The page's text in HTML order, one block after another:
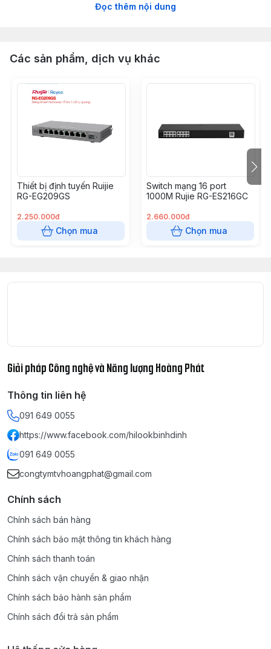
support auto MDI/MDIX.
– Nhiệt độ hoạt động: 0°C~40°C.
– Kích thước: 108.1mm*64mm*24.8mm.
– Chất liệu: vỏ nhựa.
– Xuất xứ: Trung Quốc.
Đọc thêm nội dung
Các sản phẩm, dịch vụ khác
Thiết bị định tuyến Ruijie
RG-EG209GS
2.250.000đ
Chọn mua
Switch mạng 16 port
1000M Rujie RG-ES216GC
2.660.000đ
Chọn mua
Giải pháp Công nghệ và Năng lượng Hoàng Phát
Thông tin liên hệ
091 649 0055
https://www.facebook.com/hilookbinhdinh
091 649 0055
congtymtvhoangphat@gmail.com
Chính sách
Chính sách bán hàng
Chính sách bảo mật thông tin khách hàng
Chính sách thanh toán
Chính sách vận chuyển & giao nhận
Chính sách bảo hành sản phẩm
Chính sách đổi trả sản phẩm